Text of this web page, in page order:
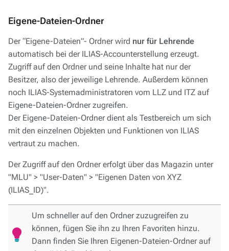
Eigene-Dateien-Ordner
Der “Eigene-Dateien”- Ordner wird nur für Lehrende
automatisch bei der ILIAS-Accounterstellung erzeugt.
Zugriff auf den Ordner und seine Inhalte hat nur der
Besitzer, also der jeweilige Lehrende. Außerdem können
noch ILIAS-Systemadministratoren vom LLZ und ITZ auf
Eigene-Dateien-Ordner zugreifen.
Der Eigene-Dateien-Ordner dient als Testbereich um sich
mit den einzelnen Objekten und Funktionen von ILIAS
vertraut zu machen.
Der Zugriff auf den Ordner erfolgt über das Magazin unter
"MLU" > "User-Daten" > "Eigenen Daten von XYZ
(ILIAS_ID)".
Um schneller auf den Ordner zuzugreifen zu
können, fügen Sie ihn zu Ihren Favoriten hinzu.
Dann finden Sie Ihren Eigenen-Dateien-Ordner auf